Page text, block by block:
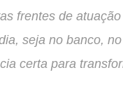
frentes de
seja no banco,
certa para